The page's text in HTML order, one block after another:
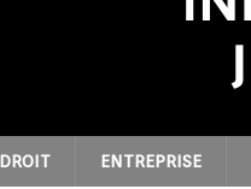
DROIT ENTREPRISE